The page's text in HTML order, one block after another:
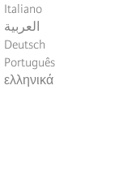
Italiano
العربية
Deutsch
Português
ελληνικά